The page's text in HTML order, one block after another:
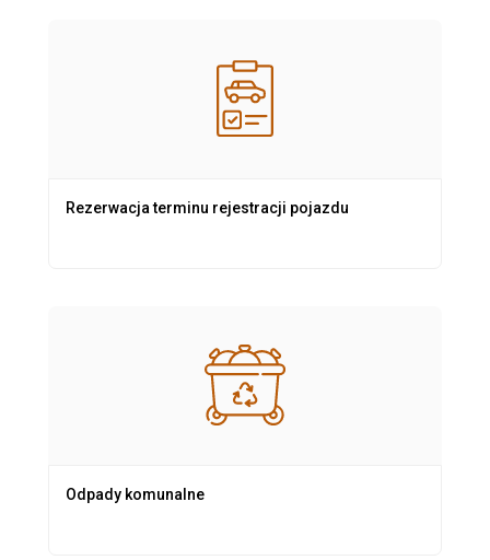
Rezerwacja terminu rejestracji pojazdu
Odpady komunalne